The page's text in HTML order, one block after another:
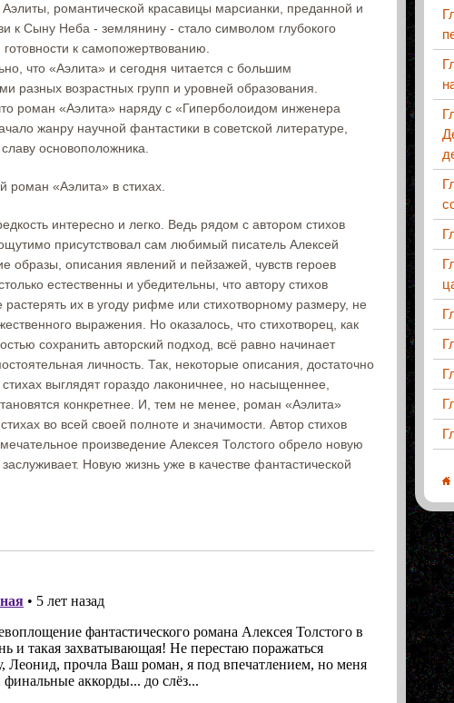
романтической красавицы марсианки, преданной и
к Сыну Неба - землянину - стало символом глубокого
готовности к самопожертвованию.
что «Аэлита» и сегодня читается с большим
разных возрастных групп и уровней образования.
роман «Аэлита» наряду с «Гиперболоидом инженера
жанру научной фантастики в советской литературе,
основоположника.
роман «Аэлита» в стихах.
интересно и легко. Ведь рядом с автором стихов
присутствовал сам любимый писатель Алексей
образы, описания явлений и пейзажей, чувств героев
естественны и убедительны, что автору стихов
растерять их в угоду рифме или стихотворному размеру, не
выражения. Но оказалось, что стихотворец, как
сохранить авторский подход, всё равно начинает
личность. Так, некоторые описания, достаточно
выглядят гораздо лаконичнее, но насыщеннее,
конкретнее. И, тем не менее, роман «Аэлита»
во всей своей полноте и значимости. Автор стихов
произведение Алексея Толстого обрело новую
Новую жизнь уже в качестве фантастической